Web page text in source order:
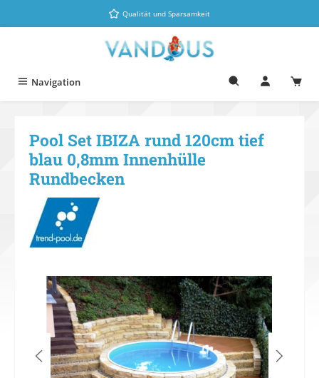
Zum Hauptinhalt springenQualität und Sparsamkeit
Navigation
Pool Set IBIZA rund 120cm tief
blau 0,8mm Innenhülle
Rundbecken
Bildergalerie überspringen